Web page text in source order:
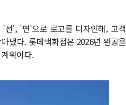
선', '면'으로 로고를 디자인해, 고객
냈다. 롯데백화점은 2026년 완공을
획이다.